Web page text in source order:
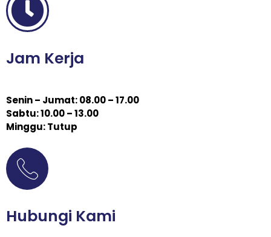
Jam Kerja
Senin – Jumat: 08.00 – 17.00
Sabtu: 10.00 – 13.00
Minggu: Tutup
Hubungi Kami